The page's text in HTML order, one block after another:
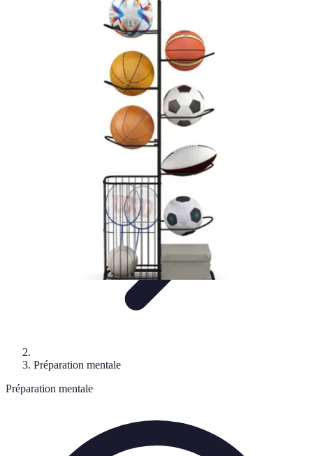
Conseils et Techniques
Passion et MotivationCulture Tennis
Préparation mentale
Préparation mentale